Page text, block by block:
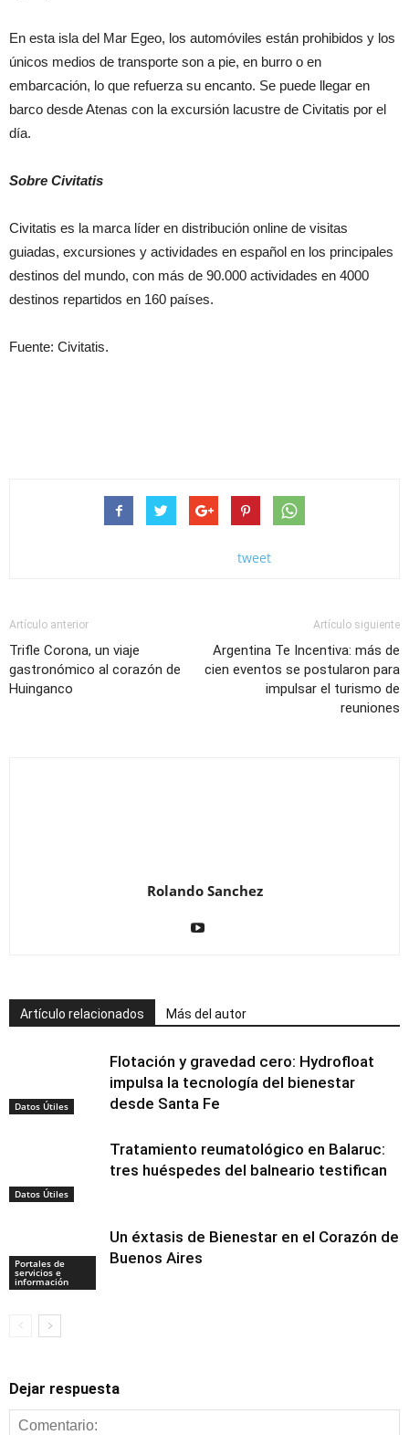
En esta isla del Mar Egeo, los automóviles están prohibidos y los
únicos medios de transporte son a pie, en burro o en
embarcación, lo que refuerza su encanto. Se puede llegar en
barco desde Atenas con la excursión lacustre de Civitatis por el
día.
Sobre Civitatis
Civitatis es la marca líder en distribución online de visitas
guiadas, excursiones y actividades en español en los principales
destinos del mundo, con más de 90.000 actividades en 4000
destinos repartidos en 160 países.
Fuente: Civitatis.
tweet
Artículo anterior
Trifle Corona, un viaje
gastronómico al corazón de
Huinganco
Artículo siguiente
Argentina Te Incentiva: más de
cien eventos se postularon para
impulsar el turismo de
reuniones
Rolando Sanchez
Artículo relacionados Más del autor
Datos Útiles
Flotación y gravedad cero: Hydrofloat
impulsa la tecnología del bienestar
desde Santa Fe
Datos Útiles
Tratamiento reumatológico en Balaruc:
tres huéspedes del balneario testifican
Portales de
servicios e
información
Un éxtasis de Bienestar en el Corazón de
Buenos Aires
Dejar respuesta